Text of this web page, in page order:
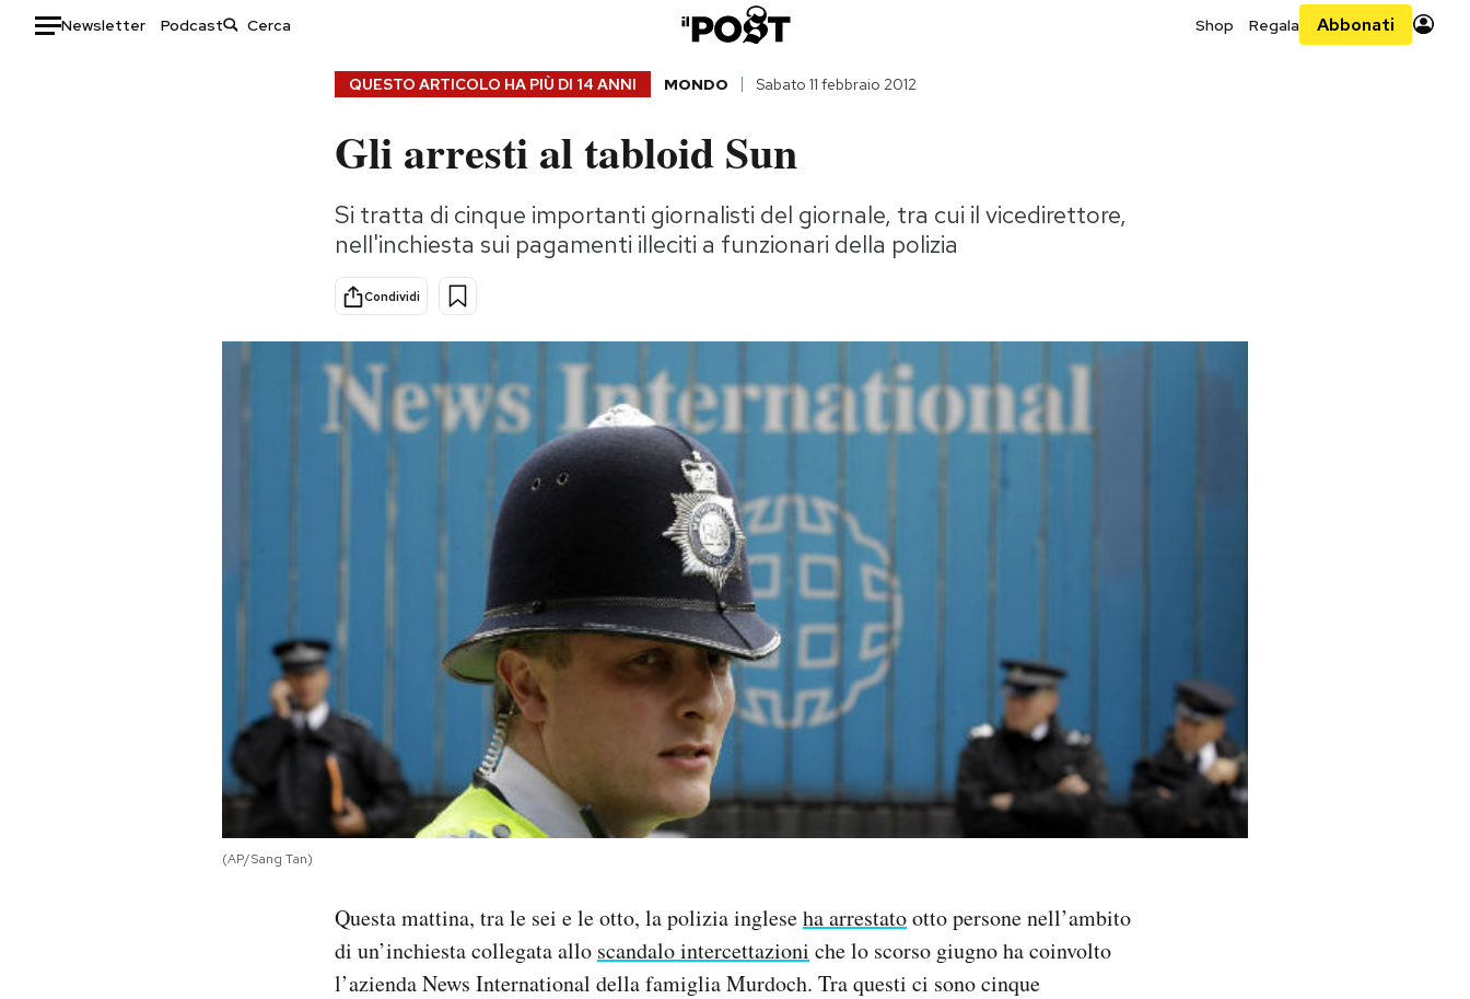
Newsletter Podcast Shop Regala Abbonati
Consumismi
Storie/Idee
Ok Boomer!
Media
Mondiali calcio 2026
QUESTO ARTICOLO HA PIÙ DI 14 ANNI MONDO Sabato 11 febbraio 2012
Gli arresti al tabloid Sun
Si tratta di cinque importanti giornalisti del giornale, tra cui il vicedirettore,
nell'inchiesta sui pagamenti illeciti a funzionari della polizia
Condividi
(AP/Sang Tan)
Questa mattina, tra le sei e le otto, la polizia ingleseha arrestatootto persone nell’ambito
di un’inchiesta collegata allo scandalo intercettazioni che lo scorso giugno ha coinvolto
l’azienda News International della famiglia Murdoch. Tra questi ci sono cinque